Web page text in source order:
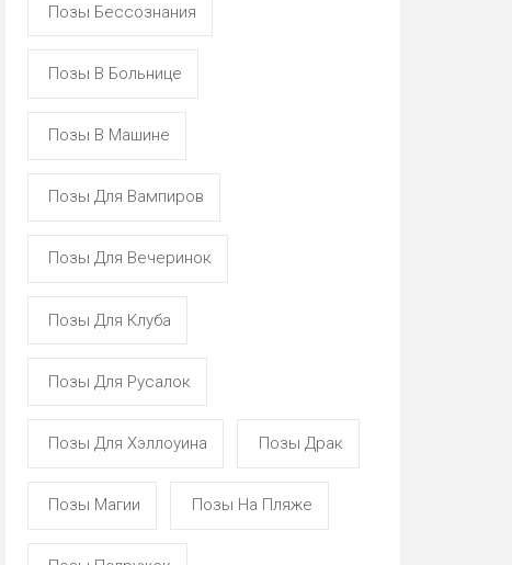
Позы Бессознания
Позы В Больнице
Позы В Машине
Позы Для Вампиров
Позы Для Вечеринок
Позы Для Клуба
Позы Для Русалок
Позы Для Хэллоуина Позы Драк
Позы Магии Позы На Пляже